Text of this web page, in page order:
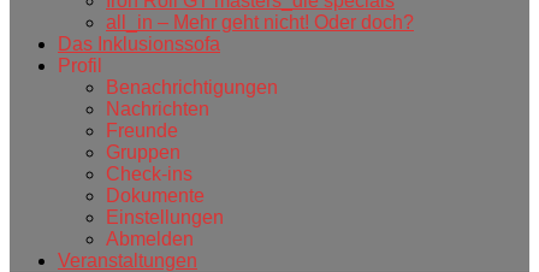
all_in – Mehr geht nicht! Oder doch?
Das Inklusionssofa
Profil
Benachrichtigungen
Nachrichten
Freunde
Gruppen
Check-ins
Dokumente
Einstellungen
Abmelden
Veranstaltungen